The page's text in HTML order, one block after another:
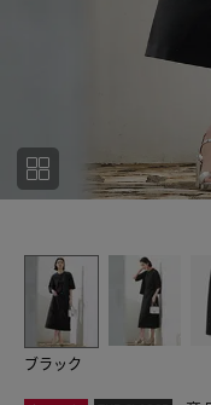
ブラック